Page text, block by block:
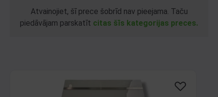
Atvainojiet, šī prece šobrīd nav pieejama. Taču
piedāvājam parskatīt citas šīs kategorijas preces.